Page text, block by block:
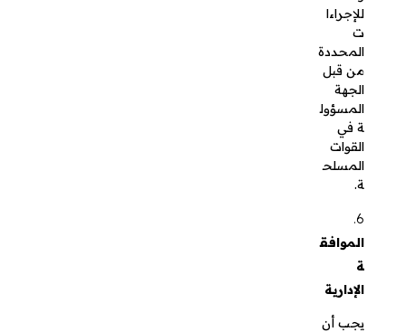
قبل الجهة
المعنية
في
المؤسسة
العسكرية،
مثل وزارة
الدفاع أو
وزارة
الداخلية.
من أن
معظم
العسكريي
ن
يستوفون